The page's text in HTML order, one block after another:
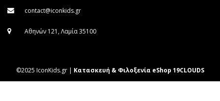
contact@iconkids.gr
Αθηνών 121, Λαμία 35100
©2025 IconKids.gr | Κατασκευή & Φιλοξενία eShop 19CLOUDS